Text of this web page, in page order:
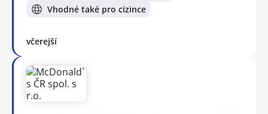
Vhodné také pro cizince
včerejší